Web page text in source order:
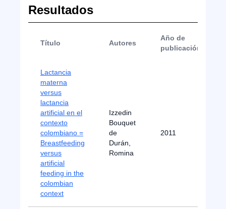
Resultados
Título Autores
Año de
publicación
Lactancia
materna
versus
lactancia
artificial en el
contexto
colombiano =
Breastfeeding
versus
artificial
feeding in the
colombian
context
Izzedin
Bouquet
de
Durán,
Romina
2011